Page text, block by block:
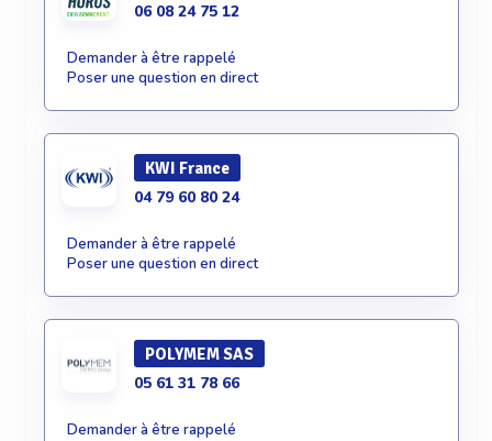
06 08 24 75 12
Demander à être rappelé
Poser une question en direct
KWI France
04 79 60 80 24
Demander à être rappelé
Poser une question en direct
POLYMEM SAS
05 61 31 78 66
Demander à être rappelé